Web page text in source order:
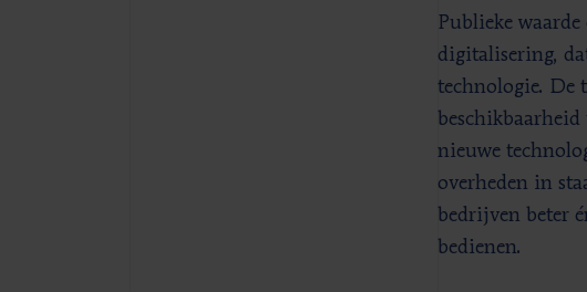
Publieke waarde
digitalisering,
technologie. De
beschikbaarheid
nieuwe
overheden in
bedrijven beter
bedienen.